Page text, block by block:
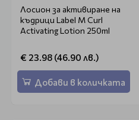
Лосион за активиране на
къдрици Label M Curl
Activating Lotion 250ml
€ 23.98 (46.90 лв.)
Добави в количката